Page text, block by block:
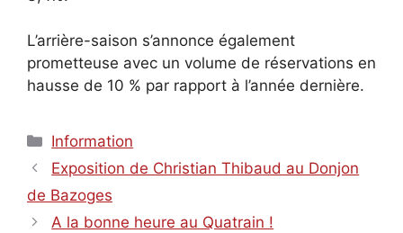
L’arrière-saison s’annonce également
prometteuse avec un volume de réservations en
hausse de 10 % par rapport à l’année dernière.
Catégories
Information
Exposition de Christian Thibaud au Donjon
de Bazoges
A la bonne heure au Quatrain !